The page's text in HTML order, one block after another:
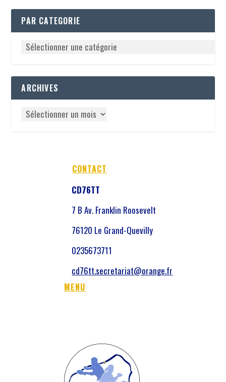
PAR CATEGORIE
ARCHIVES
CONTACT
CD76TT
7 B Av. Franklin Roosevelt
76120 Le Grand-Quevilly
0235673711
cd76tt.secretariat@orange.fr
MENU